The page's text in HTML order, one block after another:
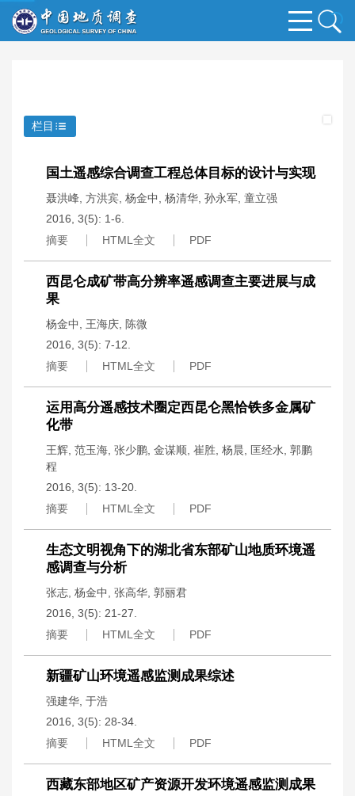
栏目
国土遥感综合调查工程总体目标的设计与实现
聂洪峰 方洪宾 杨金中 杨清华 孙永军 童立强
2016, 3(5): 1-6.
摘要
HTML全文 PDF
西昆仑成矿带高分辨率遥感调查主要进展与成
果
杨金中 王海庆
陈微
2016, 3(5): 7-12.
摘要
HTML全文 PDF
运用高分遥感技术圈定西昆仑黑恰铁多金属矿
化带
王辉 范玉海 张少鹏 金谋顺 崔胜 杨晨 匡经水 郭鹏
程
2016, 3(5): 13-20.
摘要
HTML全文 PDF
生态文明视角下的湖北省东部矿山地质环境遥
感调查与分析
张志 杨金中 张高华 郭丽君
2016, 3(5): 21-27.
摘要
HTML全文 PDF
新疆矿山环境遥感监测成果综述
强建华 于浩
2016, 3(5): 28-34.
摘要
HTML全文 PDF
西藏东部地区矿产资源开发环境遥感监测成果